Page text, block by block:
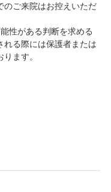
のご来院はお控えいただ
性がある判断を求める
る際には保護者または
ます。